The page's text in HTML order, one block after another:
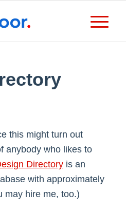
this might turn out
anybody who likes to
Directoryis an
with approximately
may hire me, too.)